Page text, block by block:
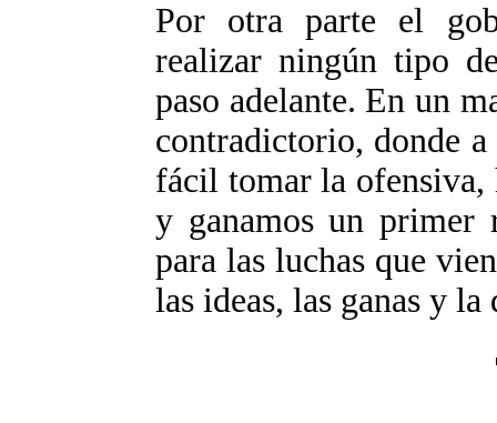
Por otra parte el
realizar ningún tipo
paso adelante. En un
contradictorio, donde
fácil tomar la
y ganamos un primer
para las luchas que
las ideas, las ganas y